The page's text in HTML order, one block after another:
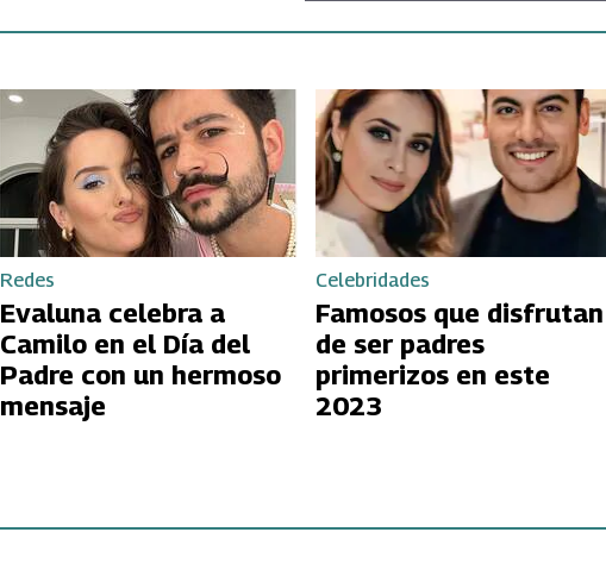
Redes
Evaluna celebra a
Camilo en el Día del
Padre con un hermoso
mensaje
Celebridades
Famosos que disfrutan
de ser padres
primerizos en este
2023